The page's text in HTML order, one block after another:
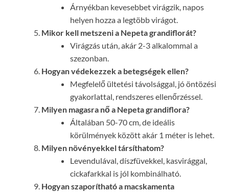
Árnyékban kevesebbet virágzik, napos
helyen hozza a legtöbb virágot.
Mikor kell metszeni a Nepeta grandiflorát?
Virágzás után, akár 2-3 alkalommal a
szezonban.
Hogyan védekezzek a betegségek ellen?
Megfelelő ültetési távolsággal, jó öntözési
gyakorlattal, rendszeres ellenőrzéssel.
Milyen magasra nő a Nepeta grandiflora?
Általában 50-70 cm, de ideális
körülmények között akár 1 méter is lehet.
Milyen növényekkel társíthatom?
Levendulával, díszfüvekkel, kasvirággal,
cickafarkkal is jól kombinálható.
Hogyan szaporítható a macskamenta